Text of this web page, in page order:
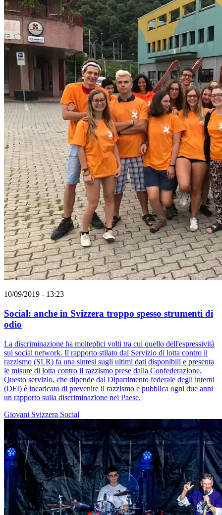
10/09/2019 - 13:23
Social: anche in Svizzera troppo spesso strumenti di
odio
La discriminazione ha molteplici volti tra cui quello dell'espressività
sui social network. Il rapporto stilato dal Servizio di lotta contro il
razzismo (SLR) fa una sintesi sugli ultimi dati disponibili e presenta
le misure di lotta contro il razzismo prese dalla Confederazione.
Questo servizio, che dipende dal Dipartimento federale degli interni
(DFI) è incaricato di prevenire il razzismo e pubblica ogni due anni
un rapporto sulla discriminazione nel Paese.
Giovani Svizzera Social